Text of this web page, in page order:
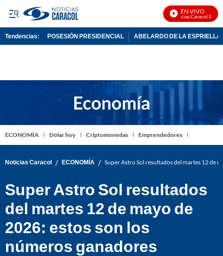
EN VIVO
Noticias Caracol En Vivo
Tendencias: POSESIÓN PRESIDENCIAL ABELARDO DE LA ESPRIELLA
ECONOMÍA Dólar hoy Criptomonedas Emprendedores
Noticias Caracol / ECONOMÍA / Super Astro Sol resultados del martes 12 de
Super Astro Sol resultados
del martes 12 de mayo de
2026: estos son los
números ganadores